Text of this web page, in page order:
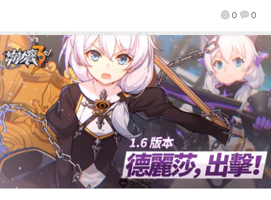
0 0